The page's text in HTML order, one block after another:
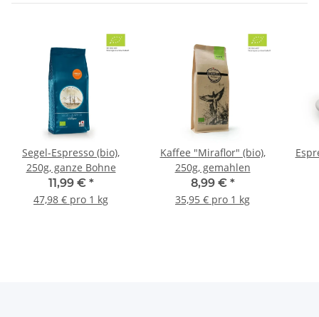
Segel-Espresso (bio),
250g, ganze Bohne
11,99 € *
47,98 € pro 1 kg
Kaffee "Miraflor" (bio),
250g, gemahlen
8,99 € *
35,95 € pro 1 kg